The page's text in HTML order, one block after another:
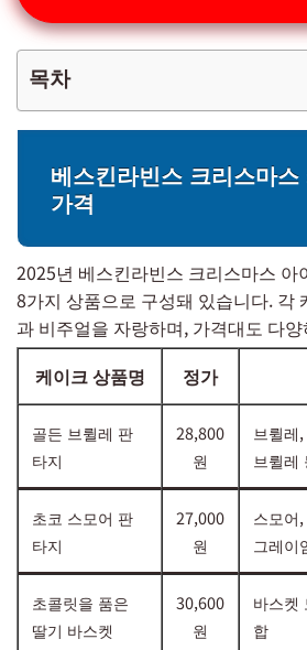
목차
베스킨라빈스 크리스마
가격
2025년 베스킨라빈스 크리스마스 아
8가지 상품으로 구성돼 있습니다. 각
과 비주얼을 자랑하며, 가격대도 다
케이크 상품명
정가
골든 브륄레 판
타지
28,800
원
브륄레
브륄레
초코 스모어 판
타지
27,000
원
스모어
그레이
초콜릿을 품은
딸기 바스켓
30,600
원
바스켓
합